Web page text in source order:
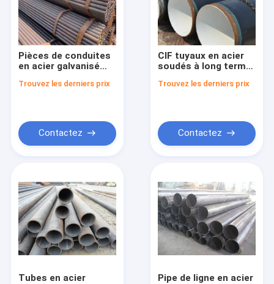
Visite d'usine
Contrôle de la qualité
Tuyaux d'acier de solides solubles
Plaque d'acier de résistance à l'usure
Tuyau de cuivre sans couture
Feuille en aluminium galvanisée
Pièces de conduites
en acier galvanisé
diverses applications
Trouvez les derniers prix
Contactez
CIF tuyaux en acier
soudés à long terme
0,3 à 3,0 mm
Trouvez les derniers prix
Contactez
Tubes en acier
Pipe de ligne en acier